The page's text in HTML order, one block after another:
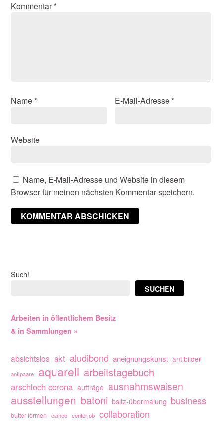
Kommentar *
Name * E-Mail-Adresse *
Website
Name, E-Mail-Adresse und Website in diesem
Browser für meinen nächsten Kommentar speichern.
Such!
SUCHEN
Arbeiten in öffentlichem Besitz
& in Sammlungen »
absichtslos akt aludibond aneignungskunst antibilder
antipaare aquarell arbeitstagebuch
arschloch corona aufträge ausnahmswaisen
ausstellungen batoni bsltz-übermalung business
butter formen cameo centerjob collaboration